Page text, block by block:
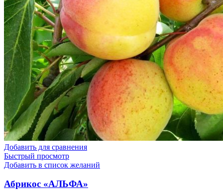
Добавить для сравнения
Быстрый просмотр
Добавить в список желаний
Абрикос «АЛЬФА»